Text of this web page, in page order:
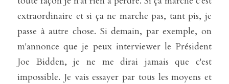
extraordinaire et si ça ne marche pas, tant pis, je
passe à autre chose. Si demain, par exemple, on
m'annonce que je peux interviewer le Président
Joe Bidden, je ne me dirai jamais que c'est
impossible. Je vais essayer par tous les moyens et